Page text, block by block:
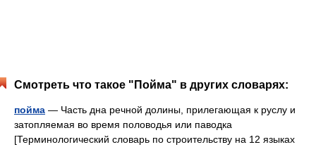
Смотреть что такое "Пойма" в других словарях:
пойма — Часть дна речной долины, прилегающая к руслу и
затопляемая во время половодья или паводка
[Терминологический словарь по строительству на 12 языках